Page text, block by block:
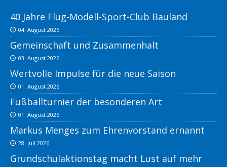
40 Jahre Flug-Modell-Sport-Club Bauland
04. August 2026
Gemeinschaft und Zusammenhalt
03. August 2026
Wertvolle Impulse für die neue Saison
01. August 2026
Fußballturnier der besonderen Art
01. August 2026
Markus Menges zum Ehrenvorstand ernannt
28. Juli 2026
Grundschulaktionstag macht Lust auf mehr